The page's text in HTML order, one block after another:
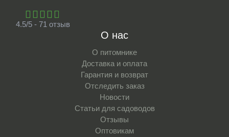
4.5/5 - 71 отзыв
О нас
О питомнике
Доставка и оплата
Гарантия и возврат
Отследить заказ
Новости
Статьи для садоводов
Отзывы
Оптовикам